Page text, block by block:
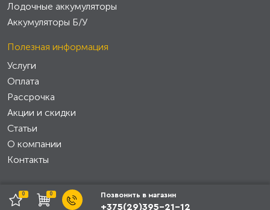
0 0 Позвонить в магазин
+375(29)395-21-12
Лодочные аккумуляторы
Аккумуляторы Б/У
Полезная информация
Услуги
Оплата
Рассрочка
Акции и скидки
Статьи
О компании
Контакты